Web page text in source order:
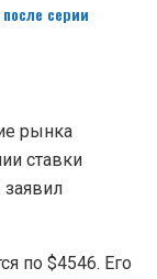
серии
рынка
ставки
по $4546. Его